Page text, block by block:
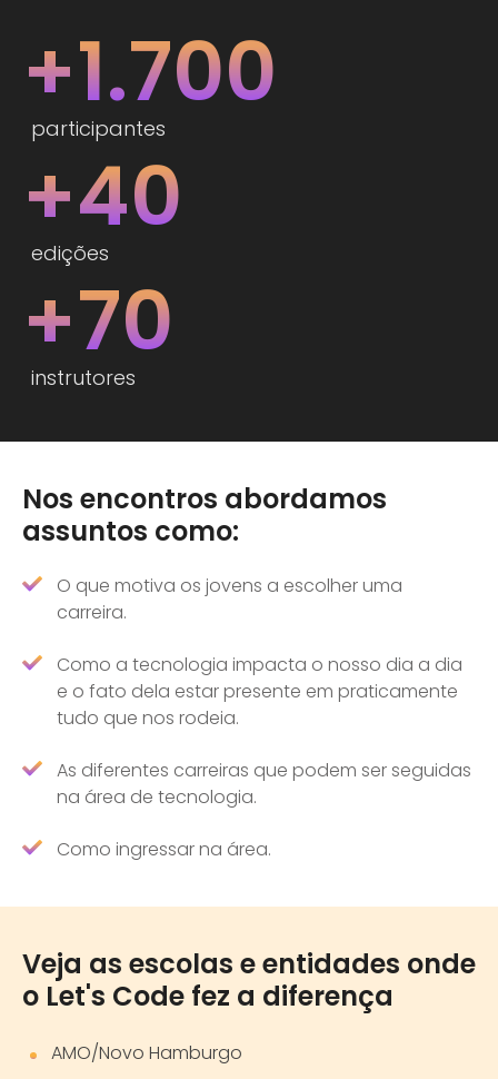
+1.700
participantes
+40
edições
+70
instrutores
Nos encontros abordamos
assuntos como:
O que motiva os jovens a escolher uma
carreira.
Como a tecnologia impacta o nosso dia a dia
e o fato dela estar presente em praticamente
tudo que nos rodeia.
As diferentes carreiras que podem ser seguidas
na área de tecnologia.
Como ingressar na área.
Veja as escolas e entidades onde
o Let's Code fez a diferença
AMO/Novo Hamburgo